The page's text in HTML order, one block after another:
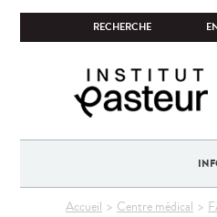
RECHERCHE
Vous
Accueil Centre médical